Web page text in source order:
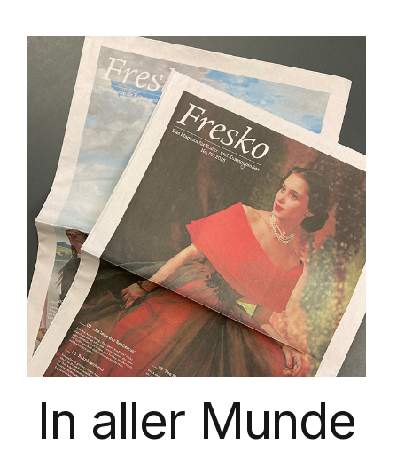
In aller Munde